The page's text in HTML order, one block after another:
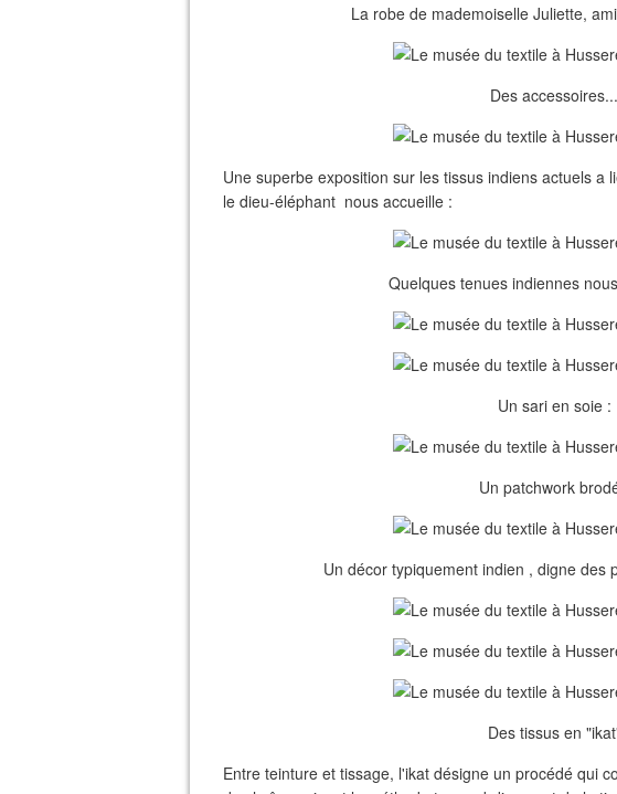
La robe de mademoiselle Juliette,
Des accessoires...
Une superbe exposition sur les tissus indiens actuels a
le dieu-éléphant nous accueille :
Quelques tenues indiennes
Un sari en soie :
Un patchwork
Un décor typiquement indien , digne des
Des tissus en
Entre teinture et tissage, l'ikat désigne un procédé qui